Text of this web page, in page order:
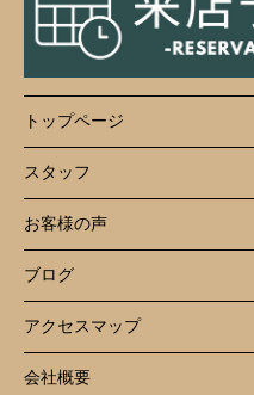
トップページ
スタッフ
お客様の声
ブログ
アクセスマップ
会社概要